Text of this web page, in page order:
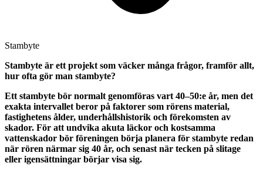
Stambyte
Stambyte är ett projekt som väcker många frågor, framför allt,
hur ofta gör man stambyte?
Ett stambyte bör normalt genomföras vart 40–50:e år, men det
exakta intervallet beror på faktorer som rörens material,
fastighetens ålder, underhållshistorik och förekomsten av
skador. För att undvika akuta läckor och kostsamma
vattenskador bör föreningen börja planera för stambyte redan
när rören närmar sig 40 år, och senast när tecken på slitage
eller igensättningar börjar visa sig.